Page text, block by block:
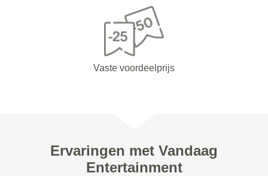
Vaste voordeelprijs
Ervaringen met Vandaag
Entertainment